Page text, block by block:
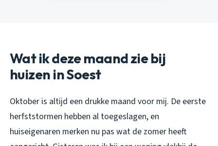
Wat ik deze maand zie bij
huizen in Soest
Oktober is altijd een drukke maand voor mij. De eerste
herfststormen hebben al toegeslagen, en
huiseigenaren merken nu pas wat de zomer heeft